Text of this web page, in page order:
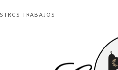
TRABAJOS